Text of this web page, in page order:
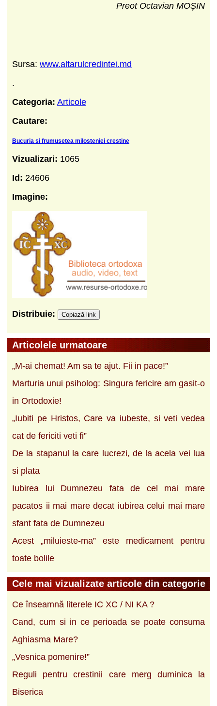
Preot Octavian MOȘIN
Sursa: www.altarulcredintei.md
.
Categoria: Articole
Cautare:
Bucuria si frumusetea milosteniei crestine
Vizualizari: 1065
Id: 24606
Imagine:
Distribuie: Copiază link
Articolele urmatoare
„M-ai chemat! Am sa te ajut. Fii in pace!”
Marturia unui psiholog: Singura fericire am gasit-o
in Ortodoxie!
„Iubiti pe Hristos, Care va iubeste, si veti vedea
cat de fericiti veti fi”
De la stapanul la care lucrezi, de la acela vei lua
si plata
Iubirea lui Dumnezeu fata de cel mai mare
pacatos ii mai mare decat iubirea celui mai mare
sfant fata de Dumnezeu
Acest „miluieste-ma” este medicament pentru
toate bolile
Cele mai vizualizate articole din categorie
Ce înseamnă literele IC XC / NI KA ?
Cand, cum si in ce perioada se poate consuma
Aghiasma Mare?
„Vesnica pomenire!”
Reguli pentru crestinii care merg duminica la
Biserica